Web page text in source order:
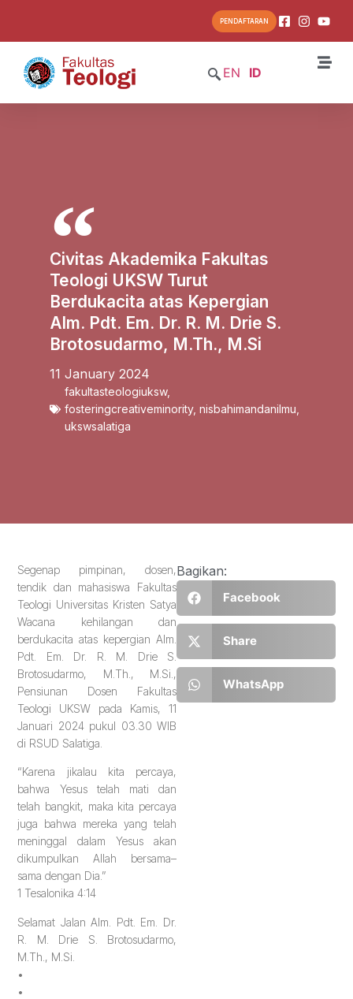
PENDAFTARAN
EN ID
Civitas Akademika Fakultas
Teologi UKSW Turut
Berdukacita atas Kepergian
Alm. Pdt. Em. Dr. R. M. Drie S.
Brotosudarmo, M.Th., M.Si
11 January 2024
fakultasteologiuksw,
fosteringcreativeminority, nisbahimandanilmu
ukswsalatiga
Segenap pimpinan, dosen,
tendik dan mahasiswa Fakultas
Teologi Universitas Kristen Satya
Wacana kehilangan dan
berdukacita atas kepergian Alm.
Pdt. Em. Dr. R. M. Drie S.
Brotosudarmo, M.Th., M.Si.,
Pensiunan Dosen Fakultas
Teologi UKSW pada Kamis, 11
Januari 2024 pukul 03.30 WIB
di RSUD Salatiga.
“Karena jikalau kita percaya,
bahwa Yesus telah mati dan
telah bangkit, maka kita percaya
juga bahwa mereka yang telah
meninggal dalam Yesus akan
dikumpulkan Allah bersama–
sama dengan Dia.”
1 Tesalonika 4:14
Selamat Jalan Alm. Pdt. Em. Dr.
R. M. Drie S. Brotosudarmo,
M.Th., M.Si.
•
•
Bagikan:
Facebook
Share
WhatsApp